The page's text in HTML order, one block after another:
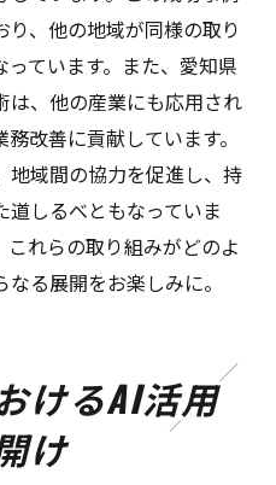
、他の地域が同様の取り
ています。また、愛知県
は、他の産業にも応用され
改善に貢献しています。
地域間の協力を促進し、持
しるべともなっていま
れらの取り組みがどのよ
る展開をお楽しみに。
けるAI活用
け